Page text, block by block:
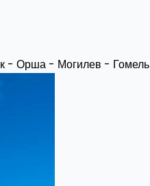
- Орша - Могилев - Гомель